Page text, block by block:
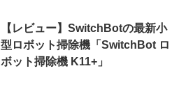
【レビュー】SwitchBotの最新小
型ロボット掃除機「SwitchBot ロ
ボット掃除機 K11+」